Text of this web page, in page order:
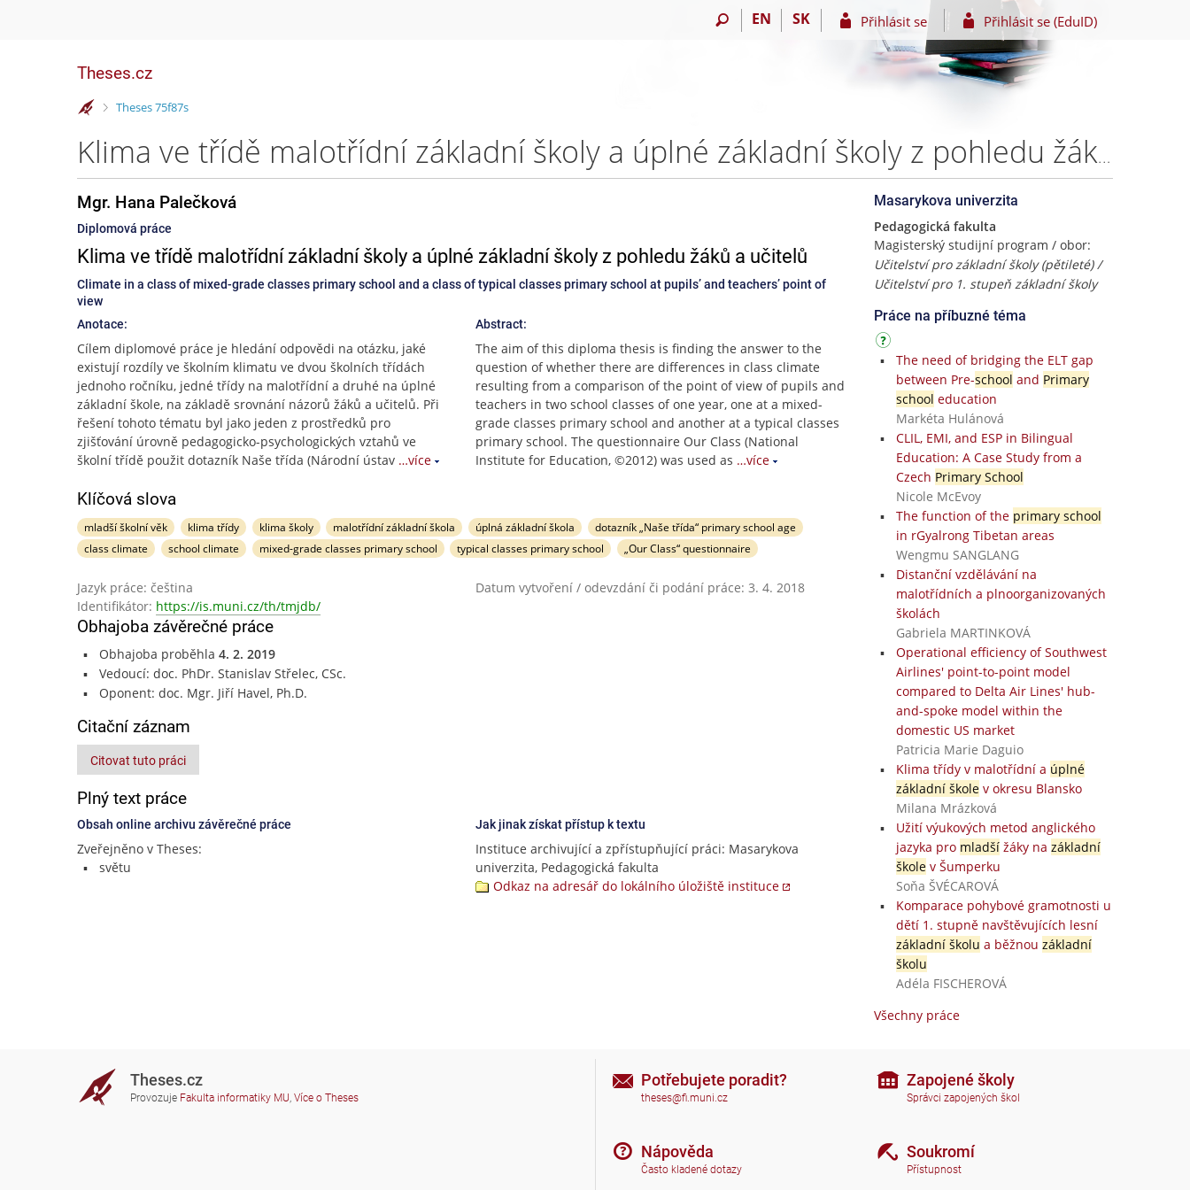
EN SK Přihlásit se Přihlásit se (EduID)
Theses.cz
>
Theses 75f87s
Klima ve třídě malotřídní základní školy a úplné základní školy z pohledu žáků a učitelů – Mgr. Hana Palečková
Mgr. Hana Palečková
Diplomová práce
Klima ve třídě malotřídní základní školy a úplné základní školy z pohledu žáků a učitelů
Climate in a class of mixed-grade classes primary school and a class of typical classes primary school at pupils’ and teachers’ point of
view
Anotace:
Cílem diplomové práce je hledání odpovědi na otázku, jaké
existují rozdíly ve školním klimatu ve dvou školních třídách
jednoho ročníku, jedné třídy na malotřídní a druhé na úplné
základní škole, na základě srovnání názorů žáků a učitelů. Při
řešení tohoto tématu byl jako jeden z prostředků pro
zjišťování úrovně pedagogicko-psychologických vztahů ve
školní třídě použit dotazník Naše třída (Národní ústav …více
Abstract:
The aim of this diploma thesis is finding the answer to the
question of whether there are differences in class climate
resulting from a comparison of the point of view of pupils and
teachers in two school classes of one year, one at a mixed-
grade classes primary school and another at a typical classes
primary school. The questionnaire Our Class (National
Institute for Education, ©2012) was used as …více
Klíčová slova
mladší školní věk klima třídy klima školy malotřídní základní škola úplná základní škola
dotazník „Naše třída“ primary school age
class climate
school climate mixed-grade classes primary school typical classes primary school „Our Class“ questionnaire
Jazyk práce: čeština
Datum vytvoření / odevzdání či podání práce: 3. 4. 2018
Identifikátor: https://is.muni.cz/th/tmjdb/
Obhajoba závěrečné práce
Obhajoba proběhla 4. 2. 2019
Vedoucí: doc. PhDr. Stanislav Střelec, CSc.
Oponent: doc. Mgr. Jiří Havel, Ph.D.
Citační záznam
Citovat tuto práci
Plný text práce
Obsah online archivu závěrečné práce
Zveřejněno v Theses:
světu
Jak jinak získat přístup k textu
Instituce archivující a zpřístupňující práci: Masarykova
univerzita, Pedagogická fakulta
Odkaz na adresář do lokálního úložiště instituce
Masarykova univerzita
Pedagogická fakulta
Magisterský studijní program / obor:
Učitelství pro základní školy (pětileté) /
Učitelství pro 1. stupeň základní školy
Práce na příbuzné téma
The need of bridging the ELT gap
between Pre-school and Primary
school education
Markéta Hulánová
CLIL, EMI, and ESP in Bilingual
Education: A Case Study from a
Czech Primary School
Nicole McEvoy
The function of the primary school
in rGyalrong Tibetan areas
Wengmu SANGLANG
Distanční vzdělávání na
malotřídních a plnoorganizovaných
školách
Gabriela MARTINKOVÁ
Operational efficiency of Southwest
Airlines' point-to-point model
compared to Delta Air Lines' hub-
and-spoke model within the
domestic US market
Patricia Marie Daguio
Klima třídy v malotřídní a úplné
základní školev okresu Blansko
Milana Mrázková
Užití výukových metod anglického
jazyka pro mladšížáky na základní
školev Šumperku
Soňa ŠVÉCAROVÁ
Komparace pohybové gramotnosti u
dětí 1. stupně navštěvujících lesní
základní školu a běžnou základní
školu
Adéla FISCHEROVÁ
Všechny práce
Theses.cz
Provozuje Fakulta informatiky MU, Více o Theses
Potřebujete poradit?
theses@fi.muni.cz
Nápověda
Často kladené dotazy
Zapojené školy
Správci zapojených škol
Soukromí
Přístupnost